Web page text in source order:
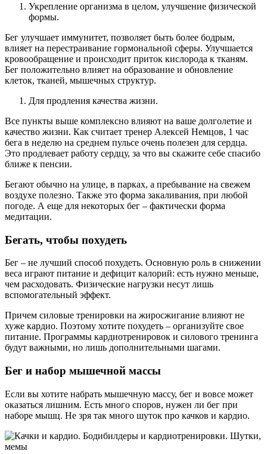
Укрепление организма в целом, улучшение физической
формы.
Бег улучшает иммунитет, позволяет быть более бодрым,
влияет на перестраивание гормональной сферы. Улучшается
кровообращение и происходит приток кислорода к тканям.
Бег положительно влияет на образование и обновление
клеток, тканей, мышечных структур.
Для продления качества жизни.
Все пункты выше комплексно влияют на ваше долголетие и
качество жизни. Как считает тренер Алексей Немцов, 1 час
бега в неделю на среднем пульсе очень полезен для сердца.
Это продлевает работу сердцу, за что вы скажите себе спасибо
ближе к пенсии.
Бегают обычно на улице, в парках, а пребывание на свежем
воздухе полезно. Также это форма закаливания, при любой
погоде. А еще для некоторых бег – фактически форма
медитации.
Бегать, чтобы похудеть
Бег – не лучший способ похудеть. Основную роль в снижении
веса играют питание и дефицит калорий: есть нужно меньше,
чем расходовать. Физические нагрузки несут лишь
вспомогательный эффект.
Причем силовые тренировки на жиросжигание влияют не
хуже кардио. Поэтому хотите похудеть – организуйте свое
питание. Программы кардиотренировок и силового тренинга
будут важными, но лишь дополнительными шагами.
Бег и набор мышечной массы
Если вы хотите набрать мышечную массу, бег и вовсе может
оказаться лишним. Есть много споров, нужен ли бег при
наборе мышц. Не зря так много шуток про качков и кардио.